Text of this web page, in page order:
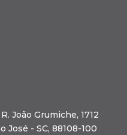
João Grumiche, 1712
José - SC, 88108-100